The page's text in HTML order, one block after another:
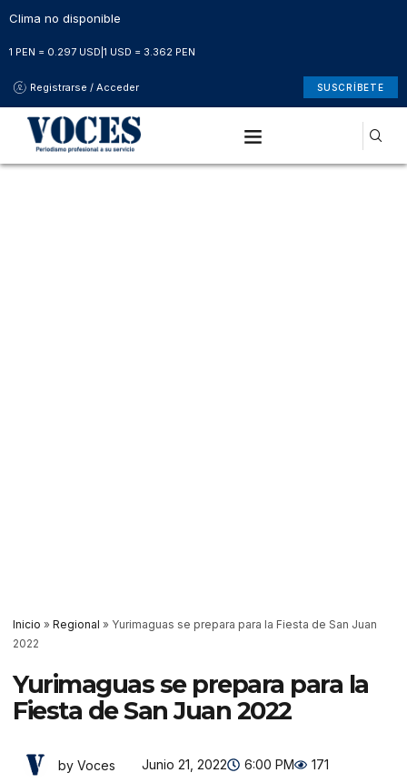
Clima no disponible
1 PEN = 0.297 USD 1 USD = 3.362 PEN
Registrarse / Acceder SUSCRÍBETE
Inicio » Regional » Yurimaguas se prepara para la Fiesta de San Juan
2022
Yurimaguas se prepara para la
Fiesta de San Juan 2022
by Voces Junio 21, 2022 6:00 PM 171